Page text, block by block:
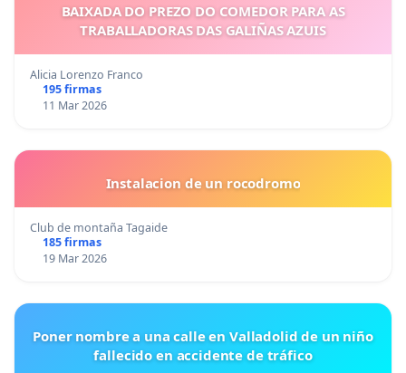
BAIXADA DO PREZO DO COMEDOR PARA AS
TRABALLADORAS DAS GALIÑAS AZUIS
Alicia Lorenzo Franco
195 firmas
11 Mar 2026
Instalacion de un rocodromo
Club de montaña Tagaide
185 firmas
19 Mar 2026
Poner nombre a una calle en Valladolid de un niño
fallecido en accidente de tráfico